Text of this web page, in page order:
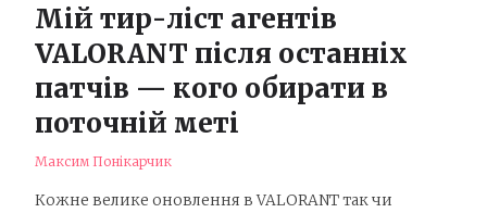
Мій тир-ліст агентів
VALORANT після останніх
патчів — кого обирати в
поточній меті
Максим Понікарчик
Кожне велике оновлення в VALORANT так чи